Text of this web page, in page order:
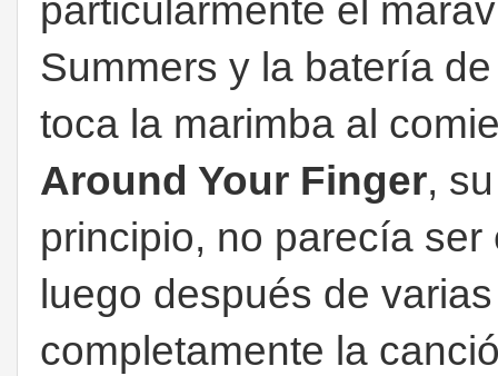
particularmente el
Summers y la batería
toca la marimba al
Around Your Finger,
principio, no parecía
luego después de
completamente la